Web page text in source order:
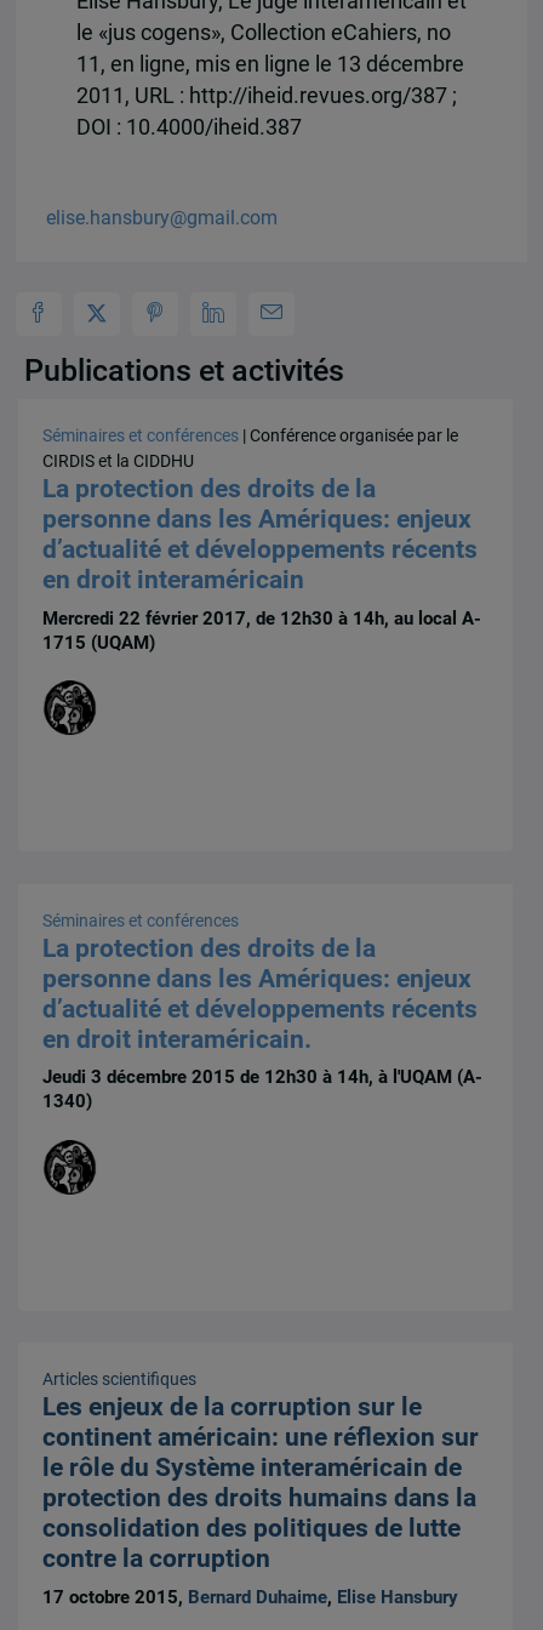
le «jus cogens», Collection eCahiers, no
11, en ligne, mis en ligne le 13 décembre
2011, URL : http://iheid.revues.org/387 ;
DOI : 10.4000/iheid.387
elise.hansbury@gmail.com
Publications et activités
Séminaires et conférences | Conférence organisée par le
CIRDIS et la CIDDHU
La protection des droits de la
personne dans les Amériques: enjeux
d’actualité et développements récents
en droit interaméricain
Mercredi 22 février 2017, de 12h30 à 14h, au local A-
1715 (UQAM)
Séminaires et conférences
La protection des droits de la
personne dans les Amériques: enjeux
d’actualité et développements récents
en droit interaméricain.
Jeudi 3 décembre 2015 de 12h30 à 14h, à l'UQAM (A-
1340)
Articles scientifiques
Les enjeux de la corruption sur le
continent américain: une réflexion sur
le rôle du Système interaméricain de
protection des droits humains dans la
consolidation des politiques de lutte
contre la corruption
17 octobre 2015, Bernard Duhaime, Elise Hansbury